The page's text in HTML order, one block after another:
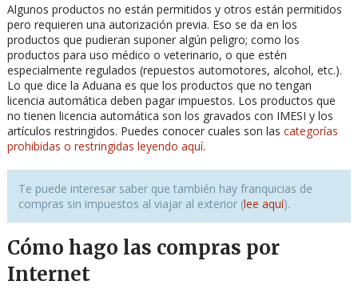
Algunos productos no están permitidos y otros están permitidos
pero requieren una autorización previa. Eso se da en los
productos que pudieran suponer algún peligro; como los
productos para uso médico o veterinario, o que estén
especialmente regulados (repuestos automotores, alcohol, etc.).
Lo que dice la Aduana es que los productos que no tengan
licencia automática deben pagar impuestos. Los productos que
no tienen licencia automática son los gravados con IMESI y los
artículos restringidos. Puedes conocer cuales son las categorías
prohibidas o restringidas leyendo aquí.
Te puede interesar saber que también hay franquicias de
compras sin impuestos al viajar al exterior (lee aquí).
Cómo hago las compras por
Internet